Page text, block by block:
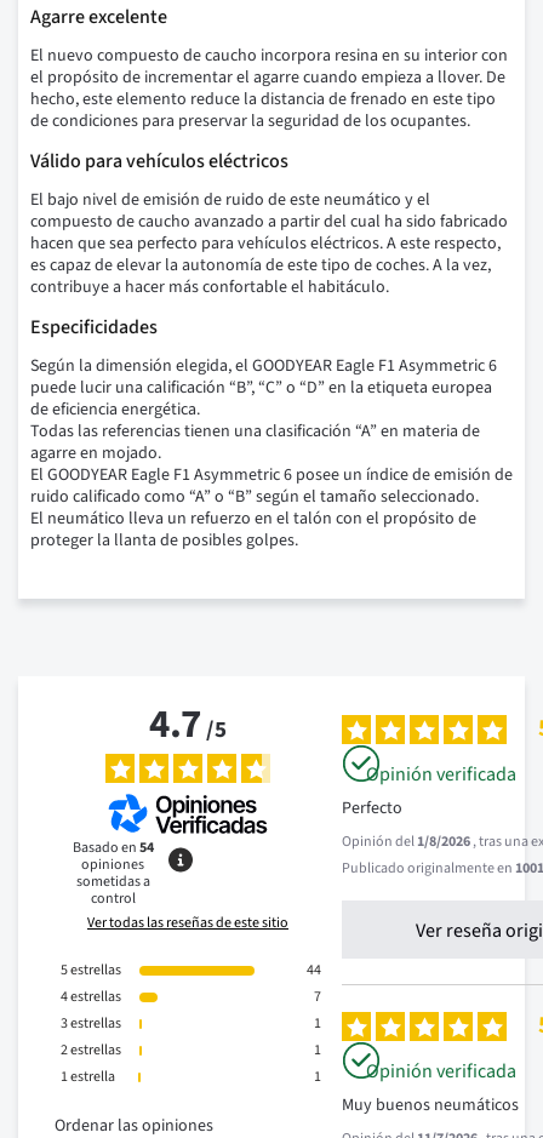
Agarre excelente
El nuevo compuesto de caucho incorpora resina en su interior con
el propósito de incrementar el agarre cuando empieza a llover. De
hecho, este elemento reduce la distancia de frenado en este tipo
de condiciones para preservar la seguridad de los ocupantes.
Válido para vehículos eléctricos
El bajo nivel de emisión de ruido de este neumático y el
compuesto de caucho avanzado a partir del cual ha sido fabricado
hacen que sea perfecto para vehículos eléctricos. A este respecto,
es capaz de elevar la autonomía de este tipo de coches. A la vez,
contribuye a hacer más confortable el habitáculo.
Especificidades
Según la dimensión elegida, el GOODYEAR Eagle F1 Asymmetric 6
puede lucir una calificación “B”, “C” o “D” en la etiqueta europea
de eficiencia energética.
Todas las referencias tienen una clasificación “A” en materia de
agarre en mojado.
El GOODYEAR Eagle F1 Asymmetric 6 posee un índice de emisión de
ruido calificado como “A” o “B” según el tamaño seleccionado.
El neumático lleva un refuerzo en el talón con el propósito de
proteger la llanta de posibles golpes.
4.7/5
Basado en54
opiniones
sometidas a
control
Ver todas las reseñas de este sitio
5estrellas
44
4estrellas
7
3estrellas
1
2estrellas
1
1estrella 1
Ordenar las opiniones
Opinión verificada
Perfecto
Opinión del1/8/2026, tras una
Publicado originalmente en
Ver reseña
Opinión verificada
Muy buenos neumáticos